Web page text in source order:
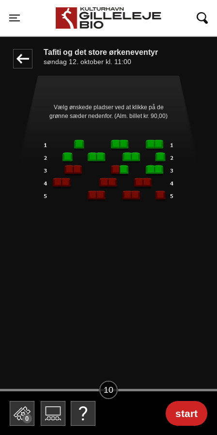
Toggle navigation
Gilleleje Bio
Tafiti og det store ørkeneventyr
søndag 12. oktober kl. 11:00
Vælg ønskede pladser ved at klikke på de
grønne sæder nedenfor. (Alm. billet kr. 90,00)
0 start
10
1step-front02 012054